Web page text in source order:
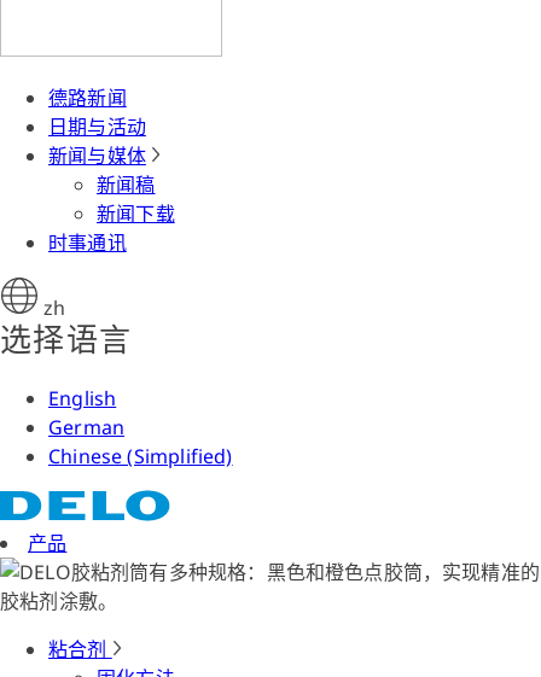
德路新闻
日期与活动
新闻与媒体
新闻稿
新闻下载
时事通讯
zh
选择语言
English
German
Chinese (Simplified)
产品
粘合剂